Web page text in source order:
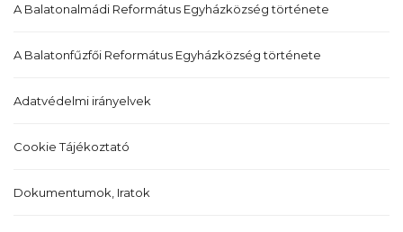
A Balatonalmádi Református Egyházközség története
A Balatonfűzfői Református Egyházközség története
Adatvédelmi irányelvek
Cookie Tájékoztató
Dokumentumok, Iratok